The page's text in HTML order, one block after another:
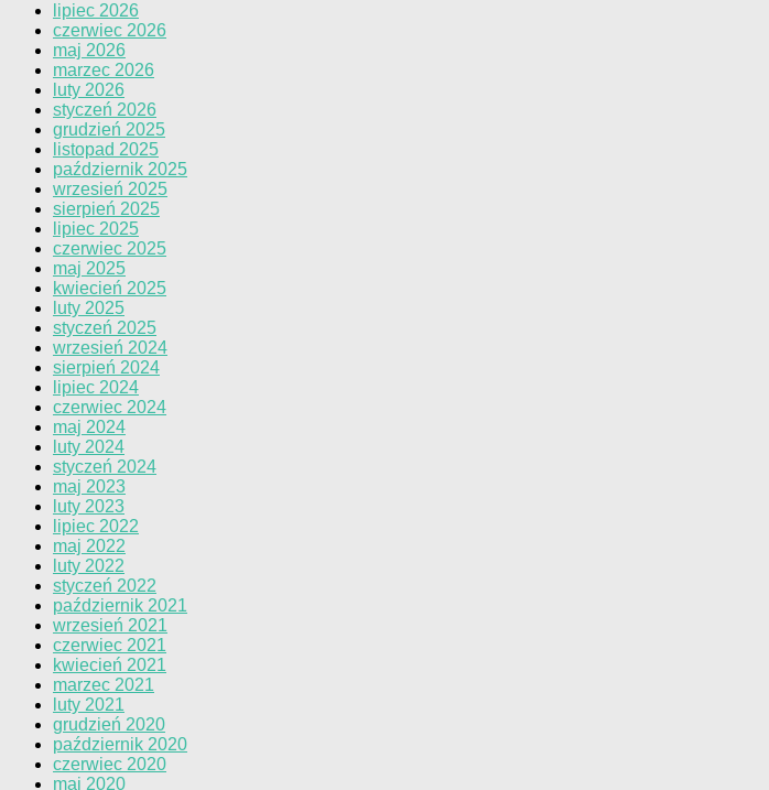
lipiec 2026
czerwiec 2026
maj 2026
marzec 2026
luty 2026
styczeń 2026
grudzień 2025
listopad 2025
październik 2025
wrzesień 2025
sierpień 2025
lipiec 2025
czerwiec 2025
maj 2025
kwiecień 2025
luty 2025
styczeń 2025
wrzesień 2024
sierpień 2024
lipiec 2024
czerwiec 2024
maj 2024
luty 2024
styczeń 2024
maj 2023
luty 2023
lipiec 2022
maj 2022
luty 2022
styczeń 2022
październik 2021
wrzesień 2021
czerwiec 2021
kwiecień 2021
marzec 2021
luty 2021
grudzień 2020
październik 2020
czerwiec 2020
maj 2020